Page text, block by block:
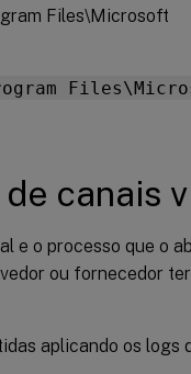
Files\Microsoft
canais
e o processo que o
ou fornecedor
aplicando os logs